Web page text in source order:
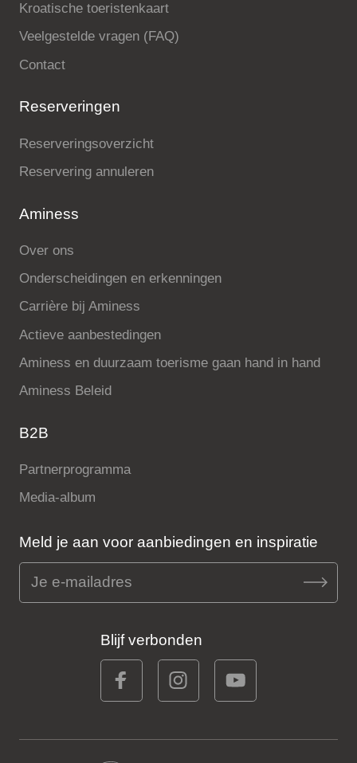
Kroatische toeristenkaart
Veelgestelde vragen (FAQ)
Contact
Reserveringen
Reserveringsoverzicht
Reservering annuleren
Aminess
Over ons
Onderscheidingen en erkenningen
Carrière bij Aminess
Actieve aanbestedingen
Aminess en duurzaam toerisme gaan hand in hand
Aminess Beleid
B2B
Partnerprogramma
Media-album
Meld je aan voor aanbiedingen en inspiratie
Blijf verbonden